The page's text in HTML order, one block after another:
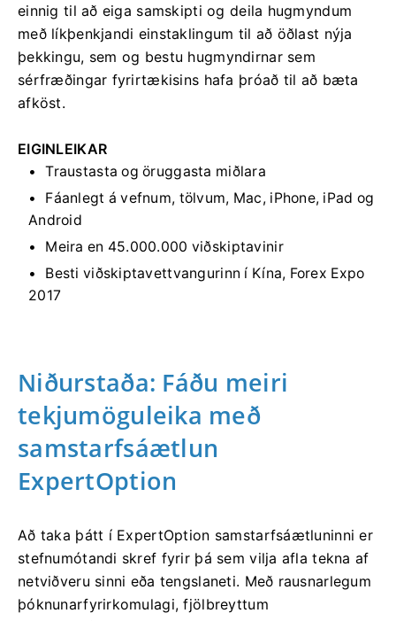
einnig til að eiga samskipti og deila hugmyndum
með líkþenkjandi einstaklingum til að öðlast nýja
þekkingu, sem og bestu hugmyndirnar sem
sérfræðingar fyrirtækisins hafa þróað til að bæta
afköst.
EIGINLEIKAR
Traustasta og öruggasta miðlara
Fáanlegt á vefnum, tölvum, Mac, iPhone, iPad og
Android
Meira en 45.000.000 viðskiptavinir
Besti viðskiptavettvangurinn í Kína, Forex Expo
2017
Niðurstaða: Fáðu meiri
tekjumöguleika með
samstarfsáætlun
ExpertOption
Að taka þátt í ExpertOption samstarfsáætluninni er
stefnumótandi skref fyrir þá sem vilja afla tekna af
netviðveru sinni eða tengslaneti. Með rausnarlegum
þóknunarfyrirkomulagi, fjölbreyttum